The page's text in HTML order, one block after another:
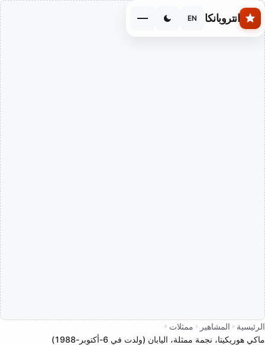
Skip to main content
انتروبانكا EN
الرئيسية المشاهير
ممثلات
ماكي هوريكيتا، نجمة ممثلة، اليابان (ولدت في 6-أكتوبر-1988)